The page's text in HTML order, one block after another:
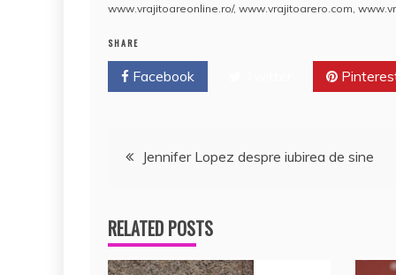
o
o
a
z
www.vrajitoareonline.ro/, www.vrajitoarero.com
SHARE
Facebook
Navigare
articole
Jennifer Lopez despre iubirea de sine
RELATED POSTS